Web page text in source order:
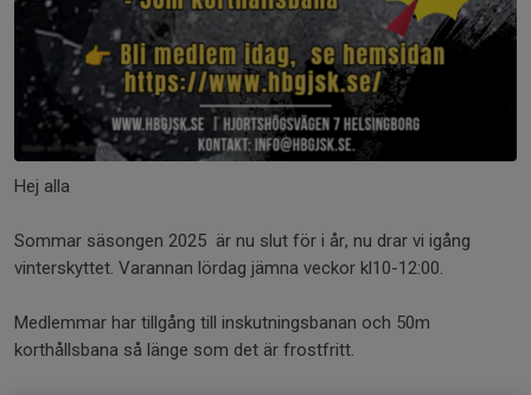
Hej alla
Sommar säsongen 2025 är nu slut för i år, nu drar vi igång
vinterskyttet. Varannan lördag jämna veckor kl10-12:00.
Medlemmar har tillgång till inskutningsbanan och 50m
korthållsbana så länge som det är frostfritt.